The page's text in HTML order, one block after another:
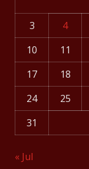
3
4
10
11
17
18
24
25
31
« Jul